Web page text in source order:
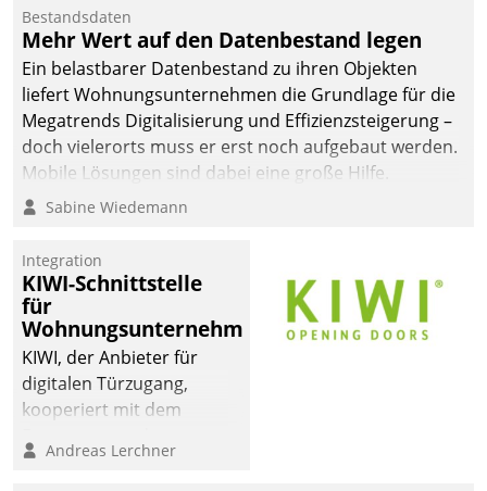
Bestandsdaten
Mehr Wert auf den Datenbestand legen
Ein belastbarer Datenbestand zu ihren Objekten
liefert Wohnungsunternehmen die Grundlage für die
Megatrends Digitalisierung und Effizienzsteigerung –
doch vielerorts muss er erst noch aufgebaut werden.
Mobile Lösungen sind dabei eine große Hilfe.
Sabine Wiedemann
Integration
KIWI-Schnittstelle
für
Wohnungsunternehmen
KIWI, der Anbieter für
digitalen Türzugang,
kooperiert mit dem
Softwareentwicklungshaus
Andreas Lerchner